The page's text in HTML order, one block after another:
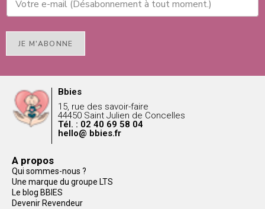
JE M'ABONNE
Bbies
15, rue des savoir-faire
44450 Saint Julien de Concelles
Tél. : 02 40 69 58 04
hello@ bbies.fr
A propos
Qui sommes-nous ?
Une marque du groupe LTS
Le blog BBIES
Devenir Revendeur